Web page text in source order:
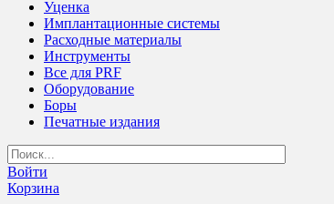
Уценка
Имплантационные системы
Расходные материалы
Инструменты
Все для PRF
Оборудование
Боры
Печатные издания
Войти
Корзина